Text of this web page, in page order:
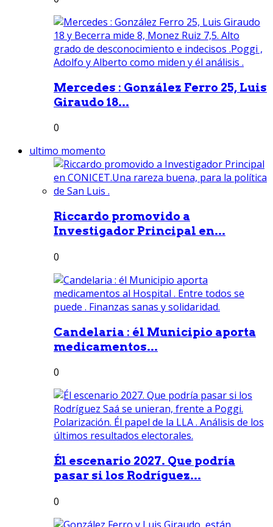
Mercedes : González Ferro 25, Luis
Giraudo 18...
0
ultimo momento
Riccardo promovido a
Investigador Principal en...
0
Candelaria : él Municipio aporta
medicamentos...
0
Él escenario 2027. Que podría
pasar si los Rodríguez...
0